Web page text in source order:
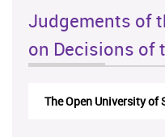
Judgements of
on Decisions of
The Open University of